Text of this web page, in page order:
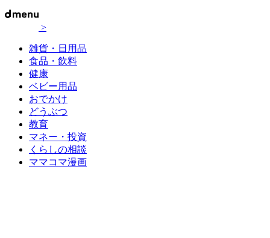
>
雑貨・日用品
食品・飲料
健康
ベビー用品
おでかけ
どうぶつ
教育
マネー・投資
くらしの相談
ママコマ漫画